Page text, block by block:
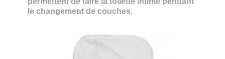
le changement de couches.